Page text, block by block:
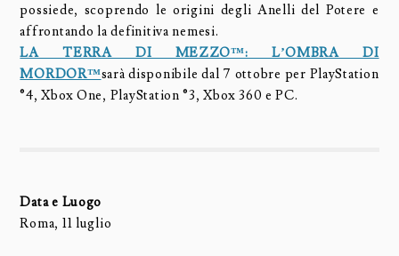
possiede, scoprendo le origini degli Anelli del Potere e
affrontando la definitiva nemesi.
LA TERRA DI MEZZO™: L’OMBRA DI
MORDOR™sarà disponibile dal 7 ottobre per PlayStation
®4, Xbox One, PlayStation ®3, Xbox 360 e PC.
Data e Luogo
Roma, 11 luglio